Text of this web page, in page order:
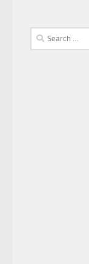
Search
for: